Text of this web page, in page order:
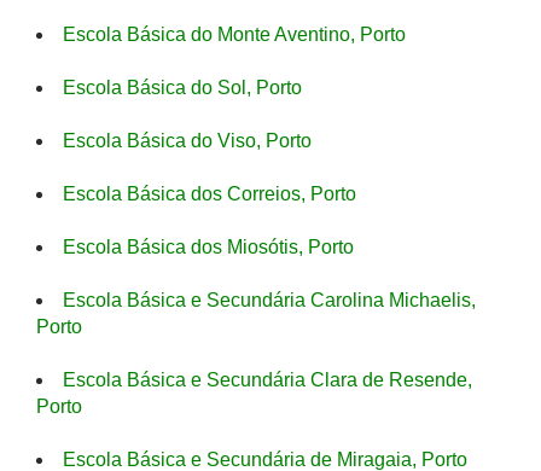
Escola Básica do Monte Aventino, Porto
Escola Básica do Sol, Porto
Escola Básica do Viso, Porto
Escola Básica dos Correios, Porto
Escola Básica dos Miosótis, Porto
Escola Básica e Secundária Carolina Michaelis,
Porto
Escola Básica e Secundária Clara de Resende,
Porto
Escola Básica e Secundária de Miragaia, Porto